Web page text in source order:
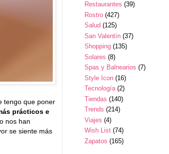
tengo que poner
prácticos e
nos han
se siente más
Restaurantes (39)
Rostro (427)
Salud (125)
San Valentín (37)
Shopping (135)
Solares (8)
Spas y Balnearios (7)
Style Icon (16)
Tecnología (2)
Tiendas (140)
Trends (214)
Viajes (4)
Wish List (74)
Zapatos (165)